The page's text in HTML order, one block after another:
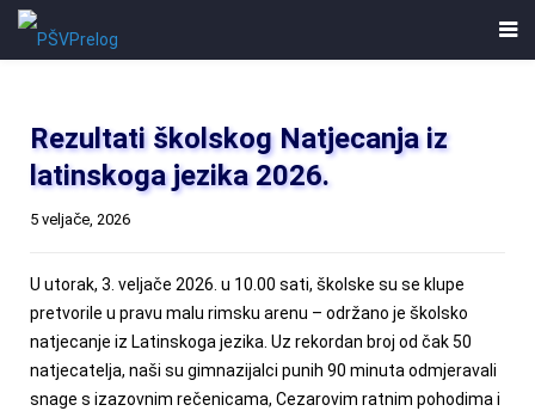
Rezultati školskog Natjecanja iz
latinskoga jezika 2026.
5 veljače, 2026
U utorak, 3. veljače 2026. u 10.00 sati, školske su se klupe
pretvorile u pravu malu rimsku arenu – održano je školsko
natjecanje iz Latinskoga jezika. Uz rekordan broj od čak 50
natjecatelja, naši su gimnazijalci punih 90 minuta odmjeravali
snage s izazovnim rečenicama, Cezarovim ratnim pohodima i